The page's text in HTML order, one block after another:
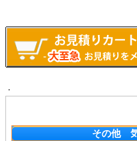
.
その他